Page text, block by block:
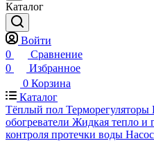
Каталог
Войти
0
Сравнение
0
Избранное
0 Корзина
Каталог
Тёплый пол Терморегуляторы
обогреватели Жидкая тепло и
контроля протечки воды